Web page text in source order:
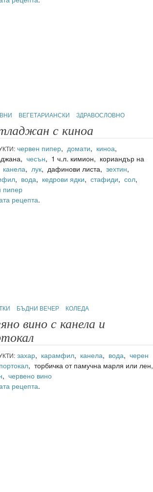
ВЕГЕТАРИАНСКИ ЗДРАВОСЛОВНО
с киноа
червен пипер, домати, киноа,
чесън, 1 ч.л. кимион, кориандър на
канела, лук, дафинови листа,зехтин,
, вода, кедрови ядки,стафиди,сол,
пипер
рецепта.
БЪДНИ ВЕЧЕР КОЛЕДА
вино с канела и
захар, карамфил, канела, вода,черен
портокал, торбичка от памучна марля или лен,
,червено вино
рецепта.